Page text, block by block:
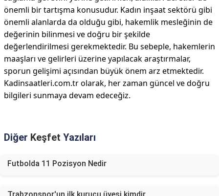
önemli bir tartışma konusudur. Kadın inşaat sektörü gibi
önemli alanlarda da olduğu gibi, hakemlik mesleğinin de
değerinin bilinmesi ve doğru bir şekilde
değerlendirilmesi gerekmektedir. Bu sebeple, hakemlerin
maaşları ve gelirleri üzerine yapılacak araştırmalar,
sporun gelişimi açısından büyük önem arz etmektedir.
Kadinsaatleri.com.tr olarak, her zaman güncel ve doğru
bilgileri sunmaya devam edeceğiz.
Diğer Keşfet Yazıları
Futbolda 11 Pozisyon Nedir